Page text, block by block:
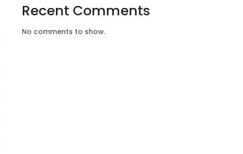
Recent Comments
No comments to show.